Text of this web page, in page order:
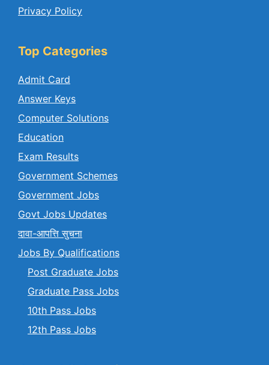
Privacy Policy
Top Categories
Admit Card
Answer Keys
Computer Solutions
Education
Exam Results
Government Schemes
Government Jobs
Govt Jobs Updates
दावा-आपत्ति सुचना
Jobs By Qualifications
Post Graduate Jobs
Graduate Pass Jobs
10th Pass Jobs
12th Pass Jobs